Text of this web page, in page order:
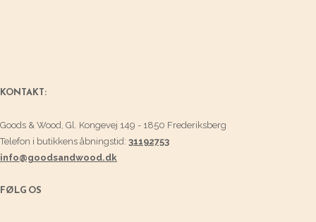
KONTAKT:
Goods & Wood, Gl. Kongevej 149 - 1850 Frederiksberg
Telefon i butikkens åbningstid: 31192753
info@goodsandwood.dk
FØLG OS